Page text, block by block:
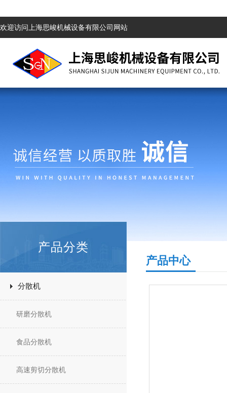
欢迎访问上海思峻机械设备有限公司网站
产品分类
分散机
研磨分散机
食品分散机
高速剪切分散机
产品中心